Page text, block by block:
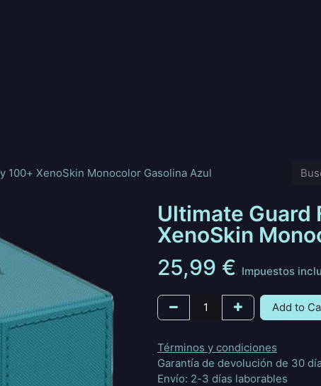
100+ XenoSkin Monocolor Gasolina Azul
Ultimate
XenoSkin
25,99 € Impuestos
Add to
Términos y condiciones
Garantía de devolución de 30
Envío: 2-3 días laborables